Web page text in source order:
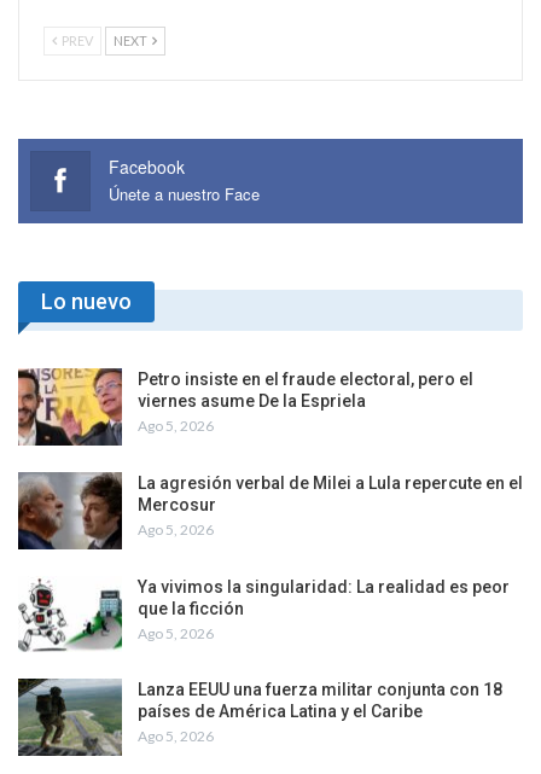
PREV NEXT
Facebook
Únete a nuestro Face
Lo nuevo
Petro insiste en el fraude electoral, pero el
viernes asume De la Espriela
Ago 5, 2026
La agresión verbal de Milei a Lula repercute en el
Mercosur
Ago 5, 2026
Ya vivimos la singularidad: La realidad es peor
que la ficción
Ago 5, 2026
Lanza EEUU una fuerza militar conjunta con 18
países de América Latina y el Caribe
Ago 5, 2026